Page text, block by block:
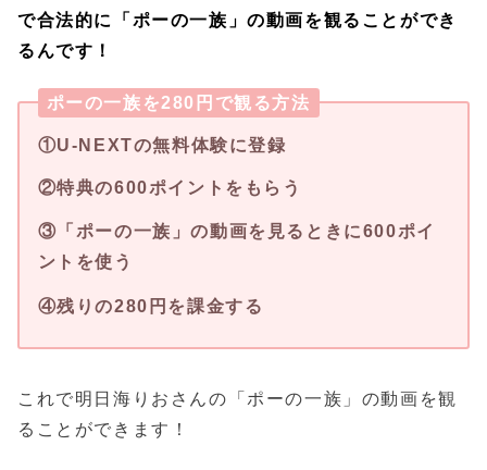
で合法的に「ポーの一族」の動画を観ることができ
るんです！
ポーの一族を280円で観る方法
①U-NEXTの無料体験に登録
②特典の600ポイントをもらう
③「ポーの一族」の動画を見るときに600ポイ
ントを使う
④残りの280円を課金する
これで明日海りおさんの「ポーの一族」の動画を観
ることができます！